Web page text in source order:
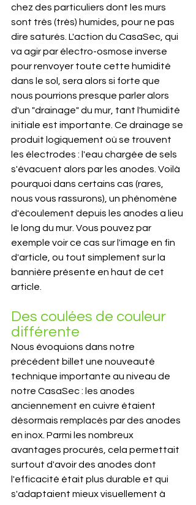
chez des particuliers dont les murs
sont très (très) humides, pour ne pas
dire saturés. L'action du CasaSec, qui
va agir par électro-osmose inverse
pour renvoyer toute cette humidité
dans le sol, sera alors si forte que
nous pourrions presque parler alors
d'un "drainage" du mur, tant l'humidité
initiale est importante. Ce drainage se
produit logiquement où se trouvent
les électrodes : l'eau chargée de sels
s'évacuent alors par les anodes. Voilà
pourquoi dans certains cas (rares,
nous vous rassurons), un phénomène
d'écoulement depuis les anodes a lieu
le long du mur. Vous pouvez par
exemple voir ce cas sur l'image en fin
d'article, ou tout simplement sur la
bannière présente en haut de cet
article.
Des coulées de couleur
différente
Nous évoquions dans notre
précédent billet une nouveauté
technique importante au niveau de
notre CasaSec : les anodes
anciennement en cuivre étaient
désormais remplacés par des anodes
en inox. Parmi les nombreux
avantages procurés, cela permettait
surtout d'avoir des anodes dont
l'efficacité était plus durable et qui
s'adaptaient mieux visuellement à